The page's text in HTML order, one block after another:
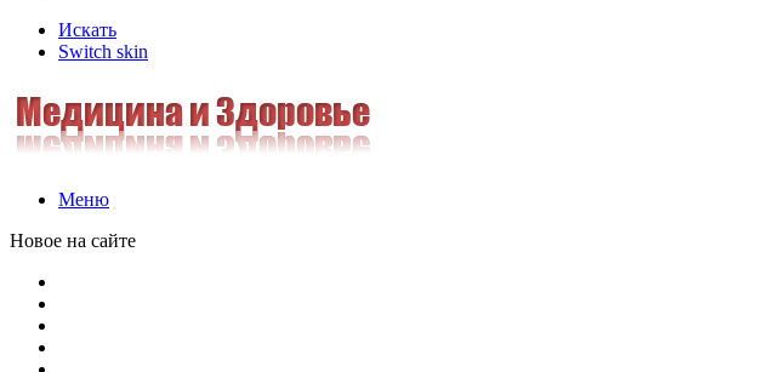
Искать
Switch skin
Меню
Новое на сайте